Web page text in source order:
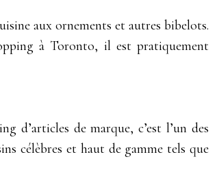
aux ornements et autres bibelots.
à Toronto, il est pratiquement
d’articles de marque, c’est l’un des
célèbres et haut de gamme tels que